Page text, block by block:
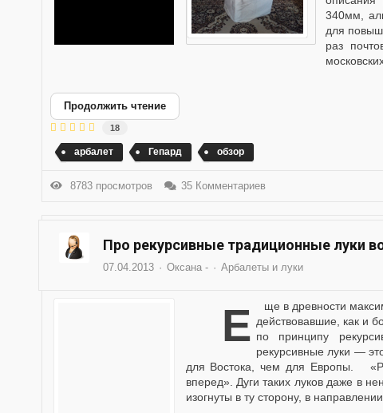
340мм,
для
раз
Продолжить чтение
18
арбалет Гепард обзор
8783 просмотров 35 Комментариев
Про рекурсивные традиционные луки
07.04.2013 Оксана - Арбалеты и луки
Еще в древности максимально эффективными считались турецкие изогнутые луки, действовавшие, как и
по принципу
рекурсивные луки —
для Востока, чем для Европы.
вперед». Дуги таких луков даже в
изогнуты в ту сторону, в